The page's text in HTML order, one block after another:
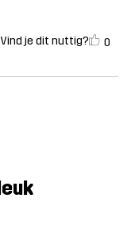
Vind je dit nuttig? 0